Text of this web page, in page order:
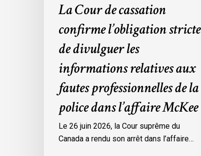
police
l’affaire
McKee
La Cour de cassation
confirme l’obligation stricte
de divulguer les
informations relatives aux
fautes professionnelles de la
police dans l’affaire McKee
Le 26 juin 2026, la Cour suprême du
Canada a rendu son arrêt dans l’affaire…